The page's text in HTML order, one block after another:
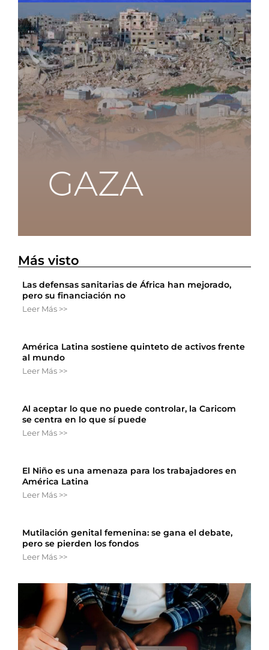
Más visto
Las defensas sanitarias de África han mejorado,
pero su financiación no
Leer Más >>
América Latina sostiene quinteto de activos frente
al mundo
Leer Más >>
Al aceptar lo que no puede controlar, la Caricom
se centra en lo que sí puede
Leer Más >>
El Niño es una amenaza para los trabajadores en
América Latina
Leer Más >>
Mutilación genital femenina: se gana el debate,
pero se pierden los fondos
Leer Más >>